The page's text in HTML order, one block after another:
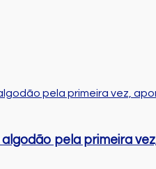
pela primeira